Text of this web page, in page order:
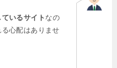
いるサイト なの
心配はありませ